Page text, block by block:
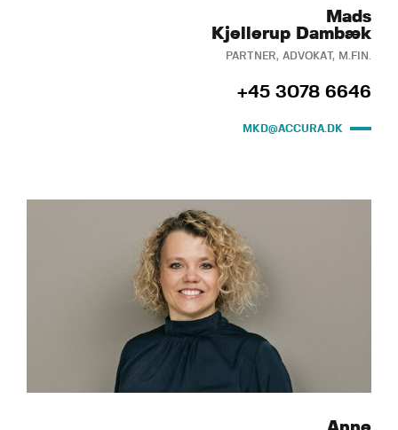
Mads
Kjellerup Dambæk
PARTNER, ADVOKAT, M.FIN.
+45 3078 6646
MKD@ACCURA.DK